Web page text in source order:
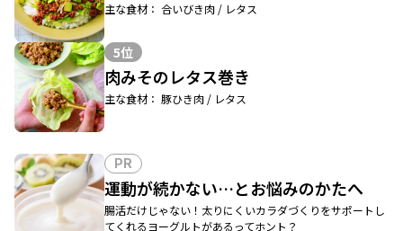
主な食材： 合いびき肉 / レタス
5位
肉みそのレタス巻き
主な食材： 豚ひき肉 / レタス
PR
運動が続かない…とお悩みのかたへ
腸活だけじゃない！太りにくいカラダづくりをサポートし
てくれるヨーグルトがあるってホント？